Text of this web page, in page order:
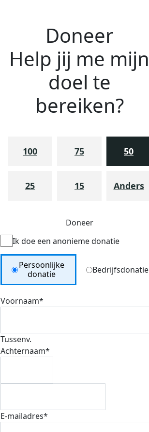
Doneer
Help jij me mijn
doel te
bereiken?
100 75 50
25 15 Anders
Doneer
Ik doe een anonieme donatie
Donation Type
Persoonlijke
donatie
Bedrijfsdonatie
Voornaam*
Tussenv.
Achternaam*
E-mailadres*